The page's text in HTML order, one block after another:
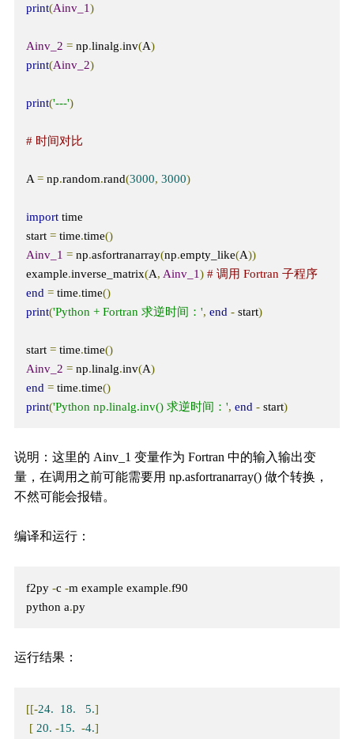
print(Ainv_1)
Ainv_2 = np.linalg.inv(A)
print(Ainv_2)
print('---')
# 时间对比
A = np.random.rand(3000, 3000)
import time
start = time.time()
Ainv_1 = np.asfortranarray(np.empty_like(A))
example.inverse_matrix(A, Ainv_1) # 调用 Fortran 子程序
end = time.time()
print('Python + Fortran 求逆时间：', end - start)
start = time.time()
Ainv_2 = np.linalg.inv(A)
end = time.time()
print('Python np.linalg.inv() 求逆时间：', end - start)
说明：这里的 Ainv_1 变量作为 Fortran 中的输入输出变
量，在调用之前可能需要用 np.asfortranarray() 做个转换，
不然可能会报错。
编译和运行：
f2py -c -m example example.f90
python a.py
运行结果：
[[-24. 18. 5.]
[ 20. -15. -4.]